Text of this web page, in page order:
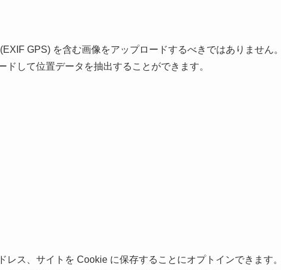
GPS) を含む画像をアップロードするべきではありません。
して位置データを抽出することができます。
ス、サイトを Cookie に保存することにオプトインできます。